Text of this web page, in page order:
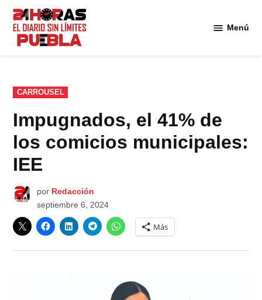
Saltar
contenido
Menú
PUBLICADO
EN
CARROUSEL
Impugnados, el 41% de
los comicios municipales:
IEE
por Redacción
septiembre 6, 2024
Más